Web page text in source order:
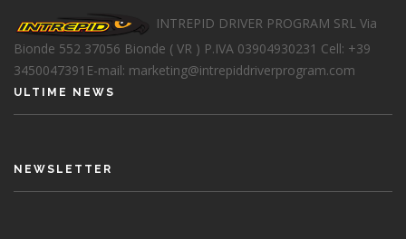
INTREPID DRIVER PROGRAM SRLVia
Bionde 552 37056 Bionde ( VR ) P.IVA 03904930231 Cell: +39
3450047391 E-mail: marketing@intrepiddriverprogram.com
ULTIME NEWS
NEWSLETTER